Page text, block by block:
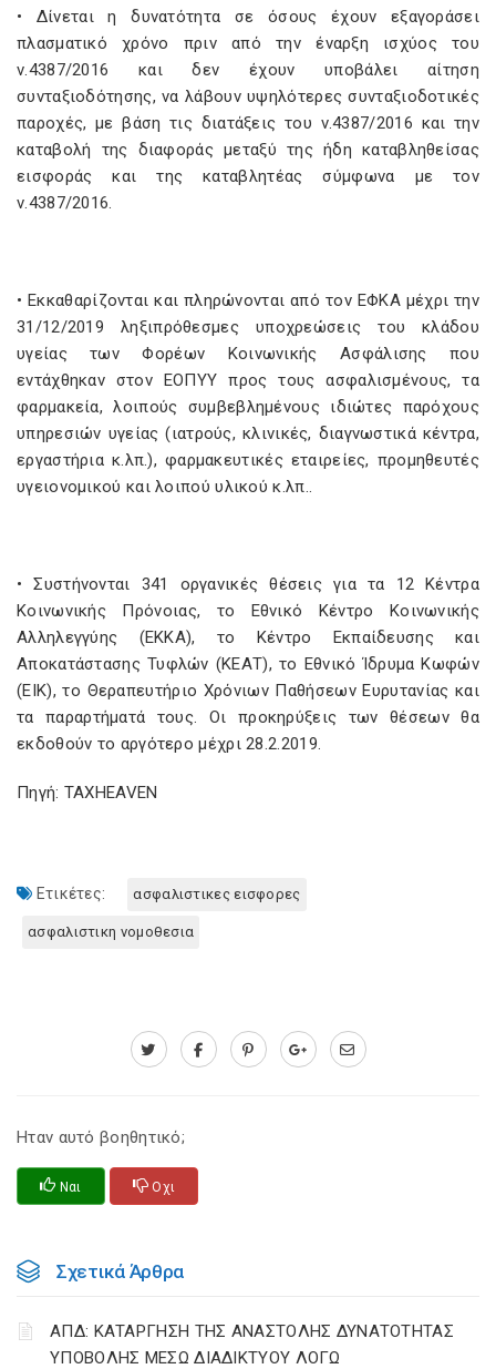
• Δίνεται η δυνατότητα σε όσους έχουν εξαγοράσει
πλασματικό χρόνο πριν από την έναρξη ισχύος του
ν.4387/2016 και δεν έχουν υποβάλει αίτηση
συνταξιοδότησης, να λάβουν υψηλότερες συνταξιοδοτικές
παροχές, με βάση τις διατάξεις του ν.4387/2016 και την
καταβολή της διαφοράς μεταξύ της ήδη καταβληθείσας
εισφοράς και της καταβλητέας σύμφωνα με τον
ν.4387/2016.
• Εκκαθαρίζονται και πληρώνονται από τον ΕΦΚΑ μέχρι την
31/12/2019 ληξιπρόθεσμες υποχρεώσεις του κλάδου
υγείας των Φορέων Κοινωνικής Ασφάλισης που
εντάχθηκαν στον ΕΟΠΥΥ προς τους ασφαλισμένους, τα
φαρμακεία, λοιπούς συμβεβλημένους ιδιώτες παρόχους
υπηρεσιών υγείας (ιατρούς, κλινικές, διαγνωστικά κέντρα,
εργαστήρια κ.λπ.), φαρμακευτικές εταιρείες, προμηθευτές
υγειονομικού και λοιπού υλικού κ.λπ..
• Συστήνονται 341 οργανικές θέσεις για τα 12 Κέντρα
Κοινωνικής Πρόνοιας, το Εθνικό Κέντρο Κοινωνικής
Αλληλεγγύης (ΕΚΚΑ), το Κέντρο Εκπαίδευσης και
Αποκατάστασης Τυφλών (ΚΕΑΤ), το Εθνικό Ίδρυμα Κωφών
(ΕΙΚ), το Θεραπευτήριο Χρόνιων Παθήσεων Ευρυτανίας και
τα παραρτήματά τους. Οι προκηρύξεις των θέσεων θα
εκδοθούν το αργότερο μέχρι 28.2.2019.
Πηγή: TAXHEAVEN
Ετικέτες: ασφαλιστικες εισφορες
ασφαλιστικη νομοθεσια
Ηταν αυτό βοηθητικό;
Ναι Οχι
Σχετικά Άρθρα
ΑΠΔ: ΚΑΤΑΡΓΗΣΗ ΤΗΣ ΑΝΑΣΤΟΛΗΣ ΔΥΝΑΤΟΤΗΤΑΣ
ΥΠΟΒΟΛΗΣ ΜΕΣΩ ΔΙΑΔΙΚΤΥΟΥ ΛΟΓΩ